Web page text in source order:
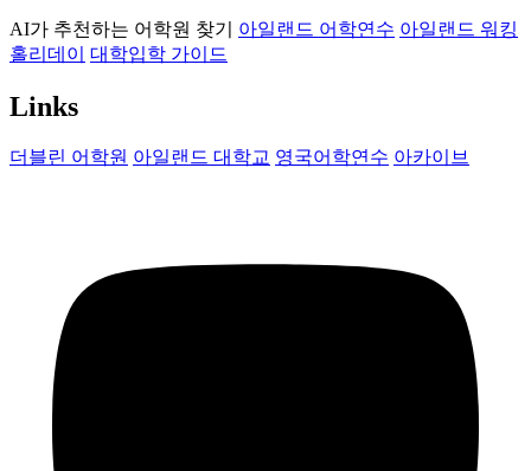
AI가 추천하는 어학원 찾기 아일랜드 어학연수 아일랜드 워킹
홀리데이
대학입학 가이드
Links
더블린 어학원 아일랜드 대학교 영국어학연수 아카이브